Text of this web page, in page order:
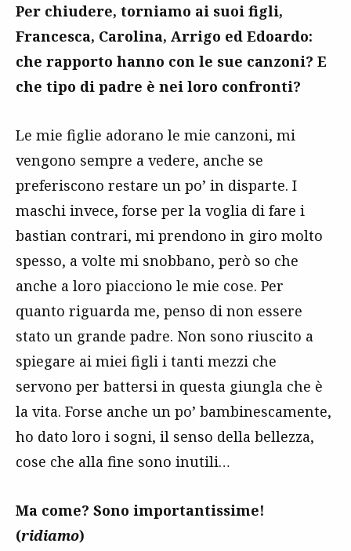
Per chiudere, torniamo ai suoi figli,
Francesca, Carolina, Arrigo ed Edoardo:
che rapporto hanno con le sue canzoni? E
che tipo di padre è nei loro confronti?
Le mie figlie adorano le mie canzoni, mi
vengono sempre a vedere, anche se
preferiscono restare un po’ in disparte. I
maschi invece, forse per la voglia di fare i
bastian contrari, mi prendono in giro molto
spesso, a volte mi snobbano, però so che
anche a loro piacciono le mie cose. Per
quanto riguarda me, penso di non essere
stato un grande padre. Non sono riuscito a
spiegare ai miei figli i tanti mezzi che
servono per battersi in questa giungla che è
la vita. Forse anche un po’ bambinescamente,
ho dato loro i sogni, il senso della bellezza,
cose che alla fine sono inutili…
Ma come? Sono importantissime!
(ridiamo)